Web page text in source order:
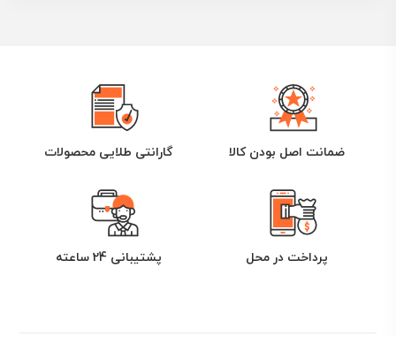
ضمانت اصل بودن کالا گارانتی طلایی محصولات
پرداخت در محل پشتیبانی 24 ساعته